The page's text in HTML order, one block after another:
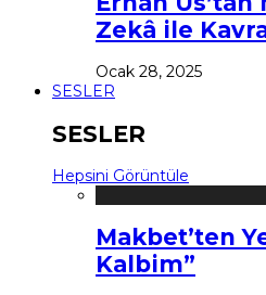
Zekâ ile
Ocak 28, 2025
SESLER
SESLER
Hepsini Görüntüle
Makbet’ten
Kalbim”